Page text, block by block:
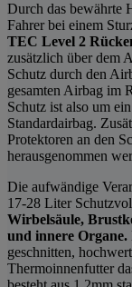
Durch das bewährte
Fahrer bei einem
TEC Level 2
zusätzlich über dem
Schutz durch den
gesamten Airbag im
Schutz ist also um
Standardairbag.
Protektoren an den
herausgenommen
Die aufwändige
17-28 Liter
Wirbelsäule,
und innere Organe.
geschnitten,
Thermoinnenfutter